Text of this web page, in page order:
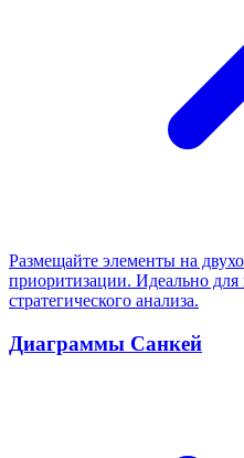
Размещайте элементы на
приоритизации. Идеально
стратегического анализа.
Диаграммы Санкей